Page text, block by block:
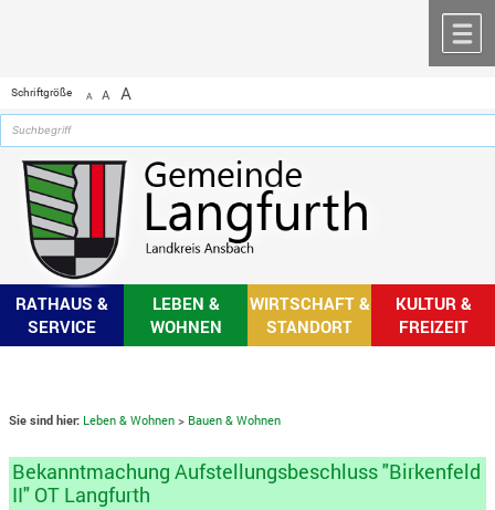
Schriftgröße A A A
RATHAUS &
SERVICE
LEBEN &
WOHNEN
WIRTSCHAFT &
STANDORT
KULTUR &
FREIZEIT
Sie sind hier: Leben & Wohnen > Bauen & Wohnen
Bekanntmachung Aufstellungsbeschluss "Birkenfeld
II" OT Langfurth